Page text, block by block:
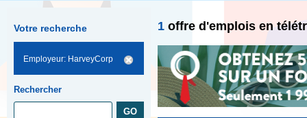
Votre recherche
Employeur: HarveyCorp
Rechercher
1 offre d'emplois en